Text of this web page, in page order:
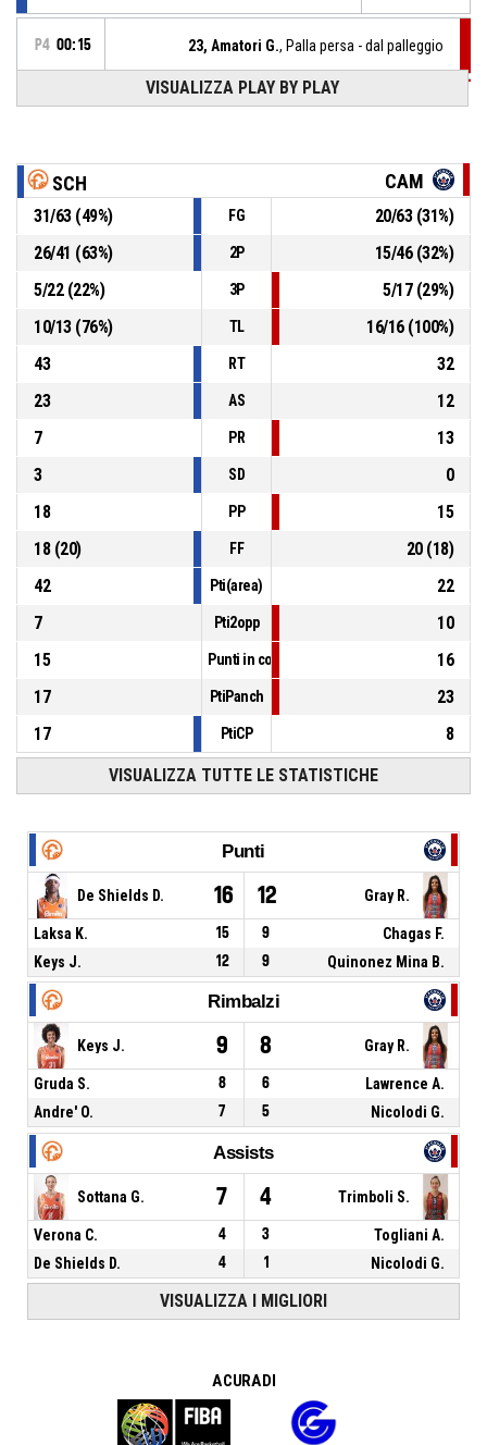
P4 00:15 23, Amatori G., Palla persa - dal palleggio
P4 00:20 3, Lawrence A., Rimbalzo difensivo
sbagliato
00:23
P4 00:44 , Infrazione di passi
P4 01:08 17, Nicolodi G. , Palla recuperata
VISUALIZZA PLAY BY PLAY
SCH CAM
31/63(49%) FG 20/63(31%)
26/41 (63%) 2P 15/46(32%)
5/22(22%) 3P 5/17(29%)
10/13(76%) TL 16/16(100%)
43
RT
32
23
AS
12
7
PR
13
3
SD
0
18
PP
15
18(20) FF 20(18)
42
Pti(area)
22
7
Pti2opp
10
15
Punti in contropiede
16
17
PtiPanch
23
17
PtiCP 8
VISUALIZZA TUTTE LE STATISTICHE
Punti
De Shields D. 16 12 Gray R.
Laksa K. 15 9
Chagas F.
Keys J.
12 9 Quinonez Mina B.
Rimbalzi
Keys J. 9 8 Gray R.
Gruda S. 8 6
Lawrence A.
Andre' O.
7 5 Nicolodi G.
Assists
Sottana G. 7 4 Trimboli S.
Verona C. 4 3
Togliani A.
De Shields D.
4 1 Nicolodi G.
VISUALIZZA I MIGLIORI
A CURA DI